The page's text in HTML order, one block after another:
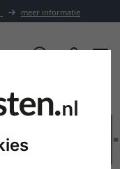
meer informatie